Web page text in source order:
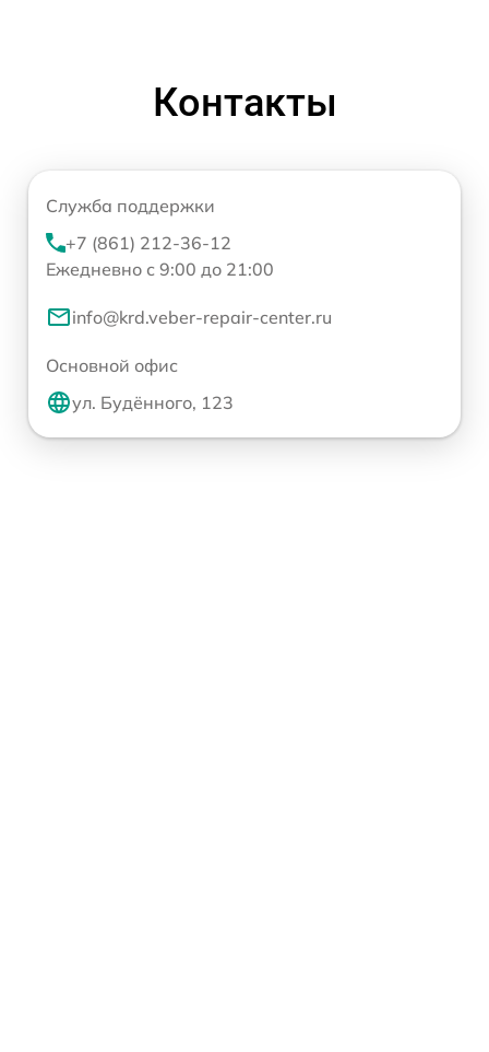
Контакты
Служба поддержки
+7 (861) 212-36-12
Ежедневно с 9:00 до 21:00
info@krd.veber-repair-center.ru
Основной офис
ул. Будённого, 123